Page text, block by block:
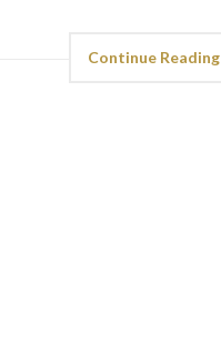
Continue Reading